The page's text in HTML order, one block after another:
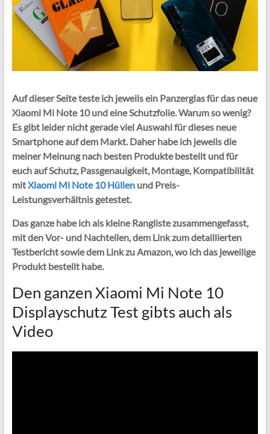
Auf dieser Seite teste ich jeweils ein Panzerglas für das neue
Xiaomi Mi Note 10 und eine Schutzfolie. Warum so wenig?
Es gibt leider nicht gerade viel Auswahl für dieses neue
Smartphone auf dem Markt. Daher habe ich jeweils die
meiner Meinung nach besten Produkte bestellt und für
euch auf Schutz, Passgenauigkeit, Montage, Kompatibilität
mitXiaomi Mi Note 10 Hüllenund Preis-
Leistungsverhältnis getestet.
Das ganze habe ich als kleine Rangliste zusammengefasst,
mit den Vor- und Nachteilen, dem Link zum detaillierten
Testbericht sowie dem Link zu Amazon, wo ich das jeweilige
Produkt bestellt habe.
Den ganzen Xiaomi Mi Note 10
Displayschutz Test gibts auch als
Video